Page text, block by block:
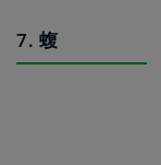
7. 蝮